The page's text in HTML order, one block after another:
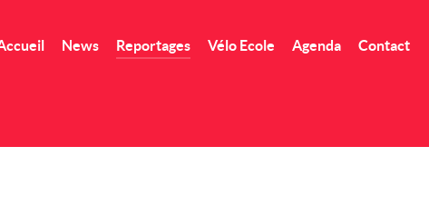
News Reportages Vélo Ecole Agenda Contact